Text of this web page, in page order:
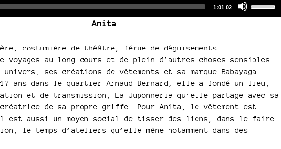
Total
1:01:02
increase
or
decrease
volume.
Anita
costumière de théâtre, férue de déguisements
voyages au long cours et de plein d’autres choses sensibles
ses créations de vêtements et sa marque Babayaga.
ans dans le quartier Arnaud-Bernard, elle a fondé un lieu,
et de transmission, La Juponnerie qu’elle partage avec sa
de sa propre griffe. Pour Anita, le vêtement est
aussi un moyen social de tisser des liens, dans le faire
le temps d’ateliers qu’elle mène notamment dans des